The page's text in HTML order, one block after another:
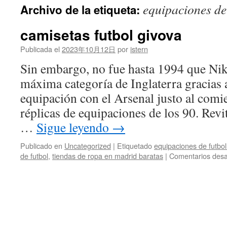
contenido
Archivo de la etiqueta: equipaciones
camisetas futbol givova
Publicada el 2023年10月12日 por istern
Sin embargo, no fue hasta 1994 que
máxima categoría de Inglaterra gracias
equipación con el Arsenal justo al
réplicas de equipaciones de los 90.
… Sigue leyendo →
Publicado en Uncategorized | Etiquetadoequipaciones de
de futbol, tiendas de ropa en madrid baratas | Comentarios